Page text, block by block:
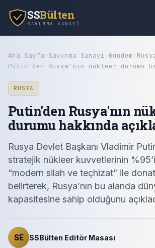
SSBülten
SAVUNMA SANAYI
Ana Sayfa› Savunma Sanayi› Gündem›
Putin'den Rusya'nın nükleer durumu
RUSYA
Putin'den Rusya'nın
durumu hakkında
Rusya Devlet Başkanı Vladimir
stratejik nükleer kuvvetlerinin
“modern silah ve teçhizat” ile
belirterek, Rusya’nın bu alanda
kapasitesine sahip olduğunu
SE SSBülten Editör Masası